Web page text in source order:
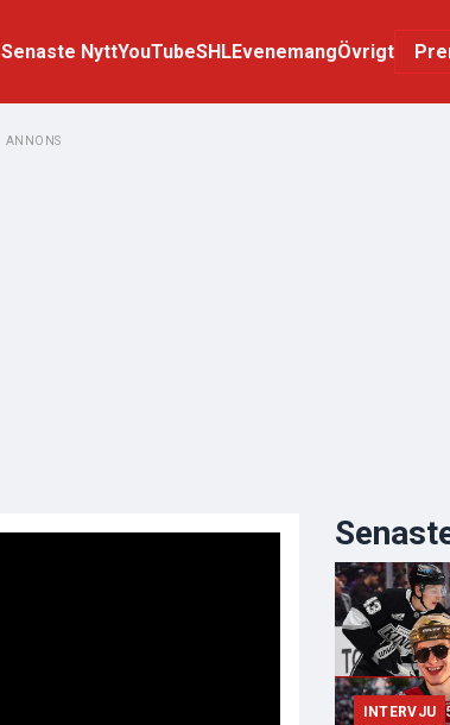
Senaste NyttYouTubeSHLEvenemangÖvrigt
ANNONS
INTERVJU